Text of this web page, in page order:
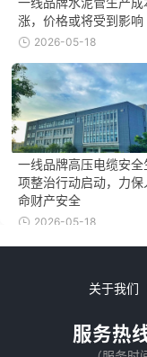
涨，价格或将受到影响
2026-05-18
一线品牌高压电缆安全
项整治行动启动，力保
命财产安全
2026-05-18
关于我们
服务热线